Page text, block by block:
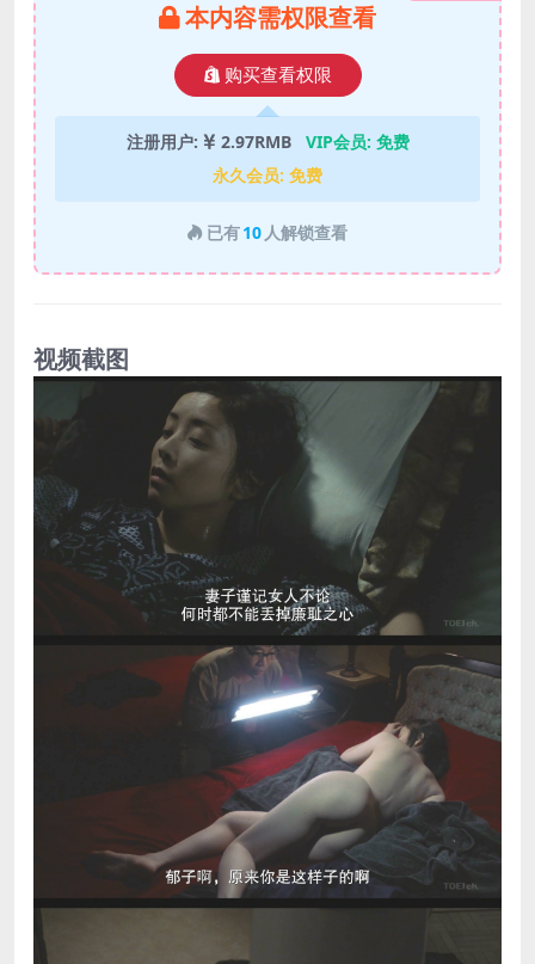
本内容需权限查看
购买查看权限
注册用户: 2.97RMB VIP会员: 免费
永久会员: 免费
已有10 人解锁查看
视频截图